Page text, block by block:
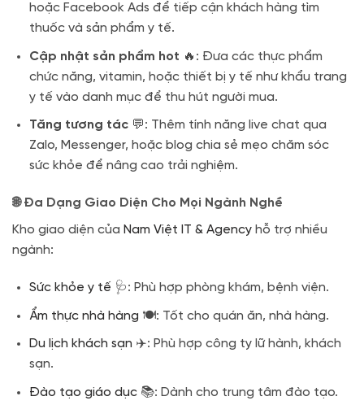
hoặc Facebook Ads để tiếp cận khách hàng tìm
thuốc và sản phẩm y tế.
Cập nhật sản phẩm hot 🔥: Đưa các thực phẩm
chức năng, vitamin, hoặc thiết bị y tế như khẩu trang
y tế vào danh mục để thu hút người mua.
Tăng tương tác💬: Thêm tính năng live chat qua
Zalo, Messenger, hoặc blog chia sẻ mẹo chăm sóc
sức khỏe để nâng cao trải nghiệm.
🌐 Đa Dạng Giao Diện Cho Mọi Ngành Nghề
Kho giao diện của Nam Việt IT & Agency hỗ trợ nhiều
ngành:
Sức khỏe y tế 🩺: Phù hợp phòng khám, bệnh viện.
Ẩm thực nhà hàng 🍽️: Tốt cho quán ăn, nhà hàng.
Du lịch khách sạn ✈️: Phù hợp công ty lữ hành, khách
sạn.
Đào tạo giáo dục📚: Dành cho trung tâm đào tạo.